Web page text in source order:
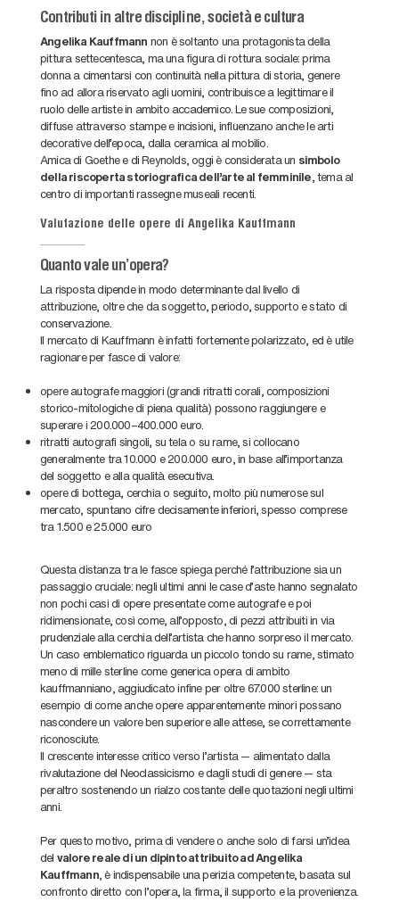
Contributi in altre discipline, società e cultura
Angelika Kauffmann non è soltanto una protagonista della
pittura settecentesca, ma una figura di rottura sociale: prima
donna a cimentarsi con continuità nella pittura di storia, genere
fino ad allora riservato agli uomini, contribuisce a legittimare il
ruolo delle artiste in ambito accademico. Le sue composizioni,
diffuse attraverso stampe e incisioni, influenzano anche le arti
decorative dell'epoca, dalla ceramica al mobilio.
Amica di Goethe e di Reynolds, oggi è considerata un simbolo
della riscoperta storiografica dell'arte al femminile, tema al
centro di importanti rassegne museali recenti.
Valutazione delle opere di Angelika Kauffmann
Quanto vale un'opera?
La risposta dipende in modo determinante dal livello di
attribuzione, oltre che da soggetto, periodo, supporto e stato di
conservazione.
Il mercato di Kauffmann è infatti fortemente polarizzato, ed è utile
ragionare per fasce di valore:
opere autografe maggiori (grandi ritratti corali, composizioni
storico-mitologiche di piena qualità) possono raggiungere e
superare i 200.000–400.000 euro.
ritratti autografi singoli, su tela o su rame, si collocano
generalmente tra 10.000 e 200.000 euro, in base all'importanza
del soggetto e alla qualità esecutiva.
opere di bottega, cerchia o seguito, molto più numerose sul
mercato, spuntano cifre decisamente inferiori, spesso comprese
tra 1.500 e 25.000 euro
Questa distanza tra le fasce spiega perché l'attribuzione sia un
passaggio cruciale: negli ultimi anni le case d'aste hanno segnalato
non pochi casi di opere presentate come autografe e poi
ridimensionate, così come, all'opposto, di pezzi attribuiti in via
prudenziale alla cerchia dell'artista che hanno sorpreso il mercato.
Un caso emblematico riguarda un piccolo tondo su rame, stimato
meno di mille sterline come generica opera di ambito
kauffmanniano, aggiudicato infine per oltre 67.000 sterline: un
esempio di come anche opere apparentemente minori possano
nascondere un valore ben superiore alle attese, se correttamente
riconosciute.
Il crescente interesse critico verso l'artista — alimentato dalla
rivalutazione del Neoclassicismo e dagli studi di genere — sta
peraltro sostenendo un rialzo costante delle quotazioni negli ultimi
anni.
Per questo motivo, prima di vendere o anche solo di farsi un'idea
del valore reale di un dipinto attribuito ad Angelika
Kauffmann, è indispensabile una perizia competente, basata sul
confronto diretto con l'opera, la firma, il supporto e la provenienza.